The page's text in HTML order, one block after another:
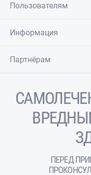
Пользователям
Информация
Партнёрам
ПЕРЕД